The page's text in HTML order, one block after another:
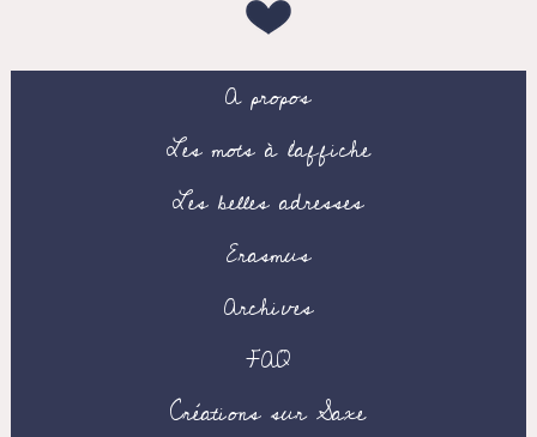
A propos
Les mots à l’affiche
Les belles adresses
Erasmus
Archives
FAQ
Créations sur Saxe